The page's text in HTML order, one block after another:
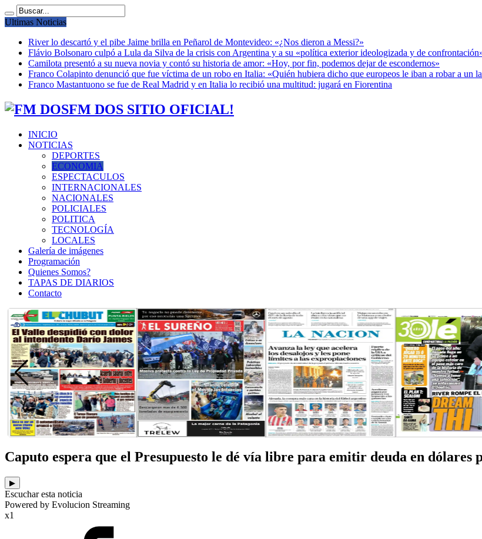
Ultimas Noticias
River lo descartó y el pibe Jaime brilla en Peñarol de Montevideo: «¿Nos dieron a Messi?»
Flávio Bolsonaro culpó a Lula da Silva de la crisis con Argentina y a su «política exterior ideologizada y de
Camilota presentó a su nueva novia y contó su historia de amor: «Hoy, por fin, podemos dejar de escondernos»
Franco Colapinto denunció que fue víctima de un robo en Italia: «Quién hubiera dicho que europeos le iban a robar a un
Franco Mastantuono se fue de Real Madrid y en Italia lo recibió una multitud: jugará en Fiorentina
FM DOS SITIO OFICIAL!
INICIO
NOTICIAS
DEPORTES
ECONOMIA
ESPECTACULOS
INTERNACIONALES
NACIONALES
POLICIALES
POLITICA
TECNOLOGÍA
LOCALES
Galería de imágenes
Programación
Quienes Somos?
TAPAS DE DIARIOS
Contacto
Caputo espera que el Presupuesto le dé vía libre para emitir deuda en dólares
▶
Escuchar esta noticia
Powered by Evolucion Streaming
x1